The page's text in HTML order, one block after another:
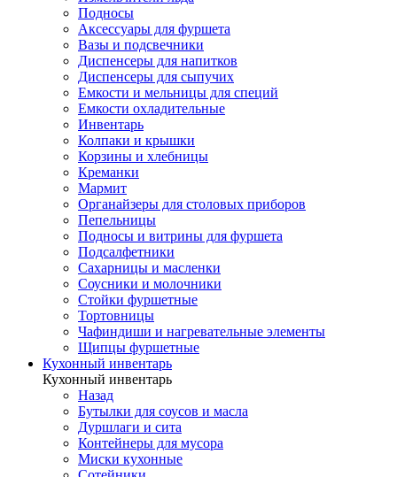
Подносы
Аксессуары для фуршета
Вазы и подсвечники
Диспенсеры для напитков
Диспенсеры для сыпучих
Емкости и мельницы для специй
Емкости охладительные
Инвентарь
Колпаки и крышки
Корзины и хлебницы
Креманки
Мармит
Органайзеры для столовых приборов
Пепельницы
Подносы и витрины для фуршета
Подсалфетники
Сахарницы и масленки
Соусники и молочники
Стойки фуршетные
Тортовницы
Чафиндиши и нагревательные элементы
Щипцы фуршетные
Кухонный инвентарь
Кухонный инвентарь
Назад
Бутылки для соусов и масла
Дуршлаги и сита
Контейнеры для мусора
Миски кухонные